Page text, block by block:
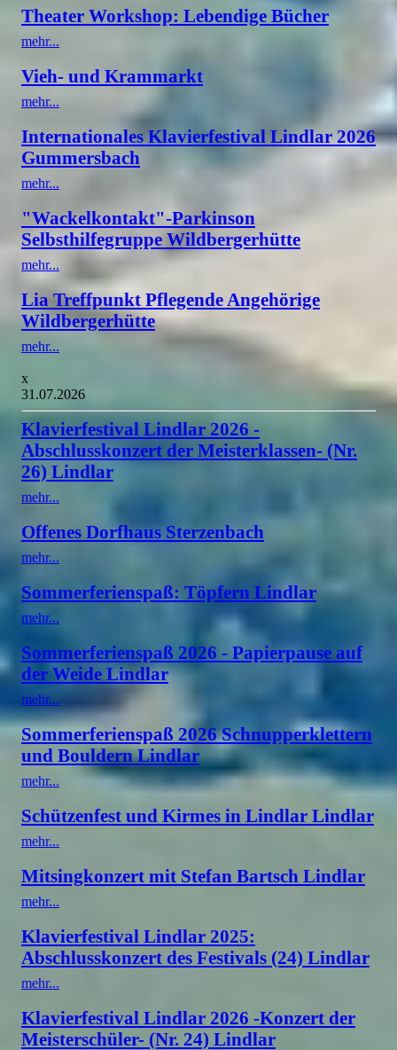
Theater Workshop: Lebendige Bücher
mehr...
Vieh- und Krammarkt
mehr...
Internationales Klavierfestival Lindlar 2026
Gummersbach
mehr...
"Wackelkontakt"-Parkinson
Selbsthilfegruppe Wildbergerhütte
mehr...
Lia Treffpunkt Pflegende Angehörige
Wildbergerhütte
mehr...
x
31.07.2026
Klavierfestival Lindlar 2026 -
Abschlusskonzert der Meisterklassen- (Nr.
26) Lindlar
mehr...
Offenes Dorfhaus Sterzenbach
mehr...
Sommerferienspaß: Töpfern Lindlar
mehr...
Sommerferienspaß 2026 - Papierpause auf
der Weide Lindlar
mehr...
Sommerferienspaß 2026 Schnupperklettern
und Bouldern Lindlar
mehr...
Schützenfest und Kirmes in Lindlar Lindlar
mehr...
Mitsingkonzert mit Stefan Bartsch Lindlar
mehr...
Klavierfestival Lindlar 2025:
Abschlusskonzert des Festivals (24) Lindlar
mehr...
Klavierfestival Lindlar 2026 -Konzert der
Meisterschüler- (Nr. 24) Lindlar